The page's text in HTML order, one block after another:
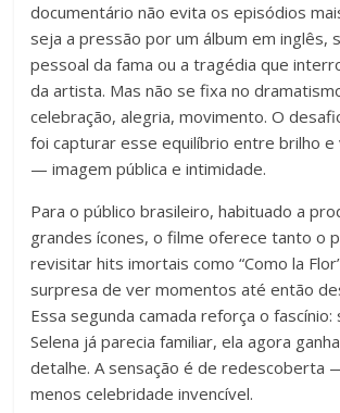
documentário não evita os episódios
seja a pressão por um álbum em inglês,
pessoal da fama ou a tragédia que
da artista. Mas não se fixa no
celebração, alegria, movimento. O
foi capturar esse equilíbrio entre brilho e
— imagem pública e intimidade.
Para o público brasileiro, habituado a
grandes ícones, o filme oferece tanto o
revisitar hits imortais como “Como la
surpresa de ver momentos até então
Essa segunda camada reforça o
Selena já parecia familiar, ela agora
detalhe. A sensação é de redescoberta
menos celebridade invencível.